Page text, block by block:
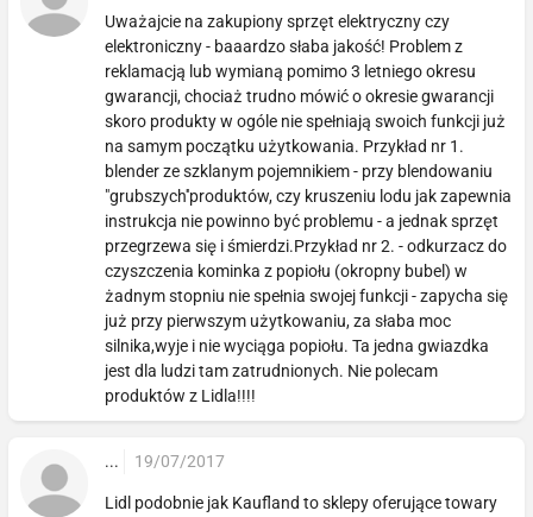
Uważajcie na zakupiony sprzęt elektryczny czy
elektroniczny - baaardzo słaba jakość! Problem z
reklamacją lub wymianą pomimo 3 letniego okresu
gwarancji, chociaż trudno mówić o okresie gwarancji
skoro produkty w ogóle nie spełniają swoich funkcji już
na samym początku użytkowania. Przykład nr 1.
blender ze szklanym pojemnikiem - przy blendowaniu
"grubszych''produktów, czy kruszeniu lodu jak zapewnia
instrukcja nie powinno być problemu - a jednak sprzęt
przegrzewa się i śmierdzi.Przykład nr 2. - odkurzacz do
czyszczenia kominka z popiołu (okropny bubel) w
żadnym stopniu nie spełnia swojej funkcji - zapycha się
już przy pierwszym użytkowaniu, za słaba moc
silnika,wyje i nie wyciąga popiołu. Ta jedna gwiazdka
jest dla ludzi tam zatrudnionych. Nie polecam
produktów z Lidla!!!!
... 19/07/2017
Lidl podobnie jak Kaufland to sklepy oferujące towary